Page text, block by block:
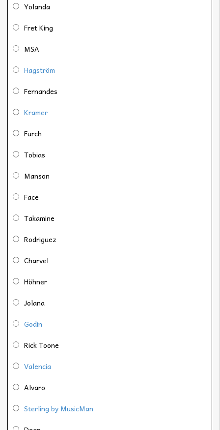
Yolanda
Fret King
MSA
Hagström
Fernandes
Kramer
Furch
Tobias
Manson
Face
Takamine
Rodriguez
Charvel
Höhner
Jolana
Godin
Rick Toone
Valencia
Alvaro
Sterling by MusicMan